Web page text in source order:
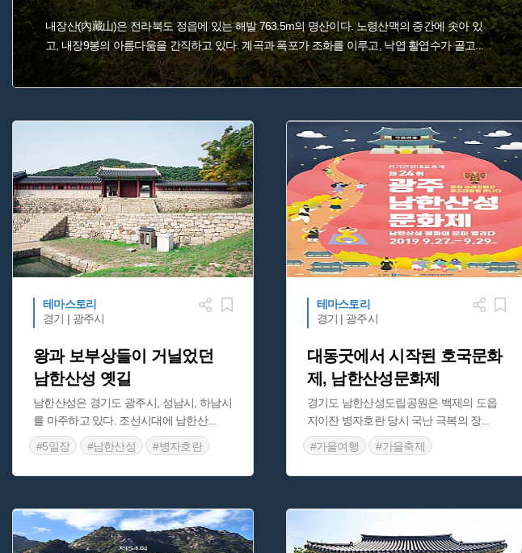
내장산(內藏山)은 전라북도 정읍에 있는 해발 763.5m의 명산이다. 노령산맥의 중간에 솟아 있
고, 내장9봉의 아름다움을 간직하고 있다. 계곡과 폭포가 조화를 이루고, 낙엽 활엽수가 골고...
테마스토리
경기 | 광주시
왕과 보부상들이 거닐었던
남한산성 옛길
남한산성은 경기도 광주시, 성남시, 하남시
를 마주하고 있다. 조선시대에 남한산...
#5일장
#남한산성
#병자호란
테마스토리
경기 | 광주시
대동굿에서 시작된 호국문화
제, 남한산성문화제
경기도 남한산성도립공원은 백제의 도읍
지이잔 병자호란 당시 국난 극복의 장...
#가을여행
#가을축제